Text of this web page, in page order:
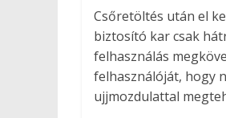
Csőretöltés után el
biztosító kar csak
felhasználás
felhasználóját, hogy
ujjmozdulattal